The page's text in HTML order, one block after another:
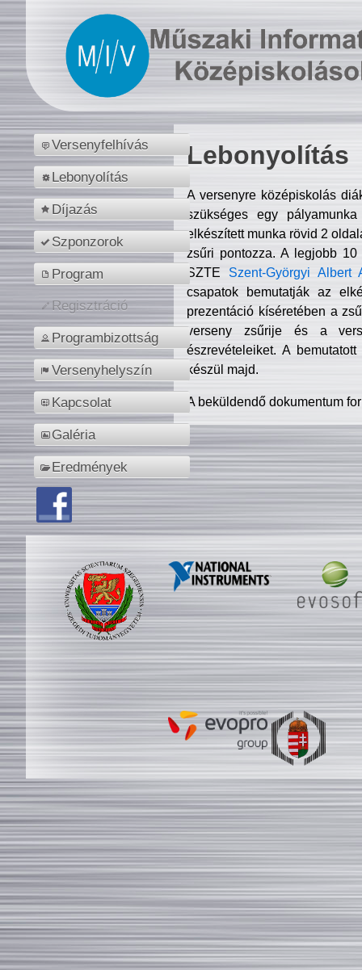
Versenyfelhívás
Lebonyolítás
Díjazás
Szponzorok
Program
Regisztráció
Programbizottság
Versenyhelyszín
Kapcsolat
Galéria
Eredmények
Lebonyolítás
A versenyre középiskolás
szükséges egy
elkészített munka rövid 2
zsűri pontozza. A legjobb
SZTE Szent-Györgyi Albert
csapatok bemutatják az
prezentáció kíséretében a
verseny zsűrije és a
észrevételeiket. A
készül majd.
A beküldendő dokumentum